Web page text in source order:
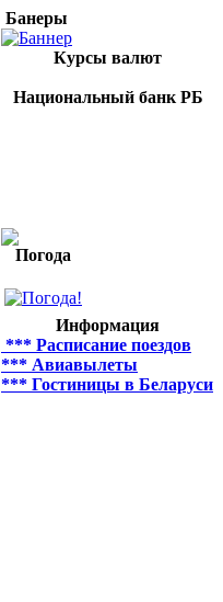
Банеры
Курсы валют
Национальный банк РБ
Погода
Информация
*** Расписание поездов
*** Авиавылеты
*** Гостиницы в Беларуси